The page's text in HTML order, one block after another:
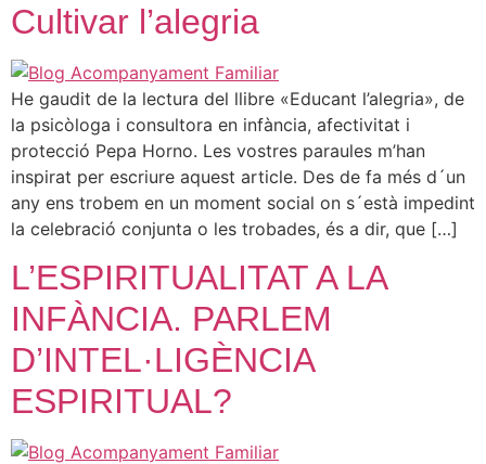
Cultivar l’alegria
He gaudit de la lectura del llibre «Educant l’alegria», de
la psicòloga i consultora en infància, afectivitat i
protecció Pepa Horno. Les vostres paraules m’han
inspirat per escriure aquest article. Des de fa més d´un
any ens trobem en un moment social on s´està impedint
la celebració conjunta o les trobades, és a dir, que […]
L’ESPIRITUALITAT A LA
INFÀNCIA. PARLEM
D’INTEL·LIGÈNCIA
ESPIRITUAL?